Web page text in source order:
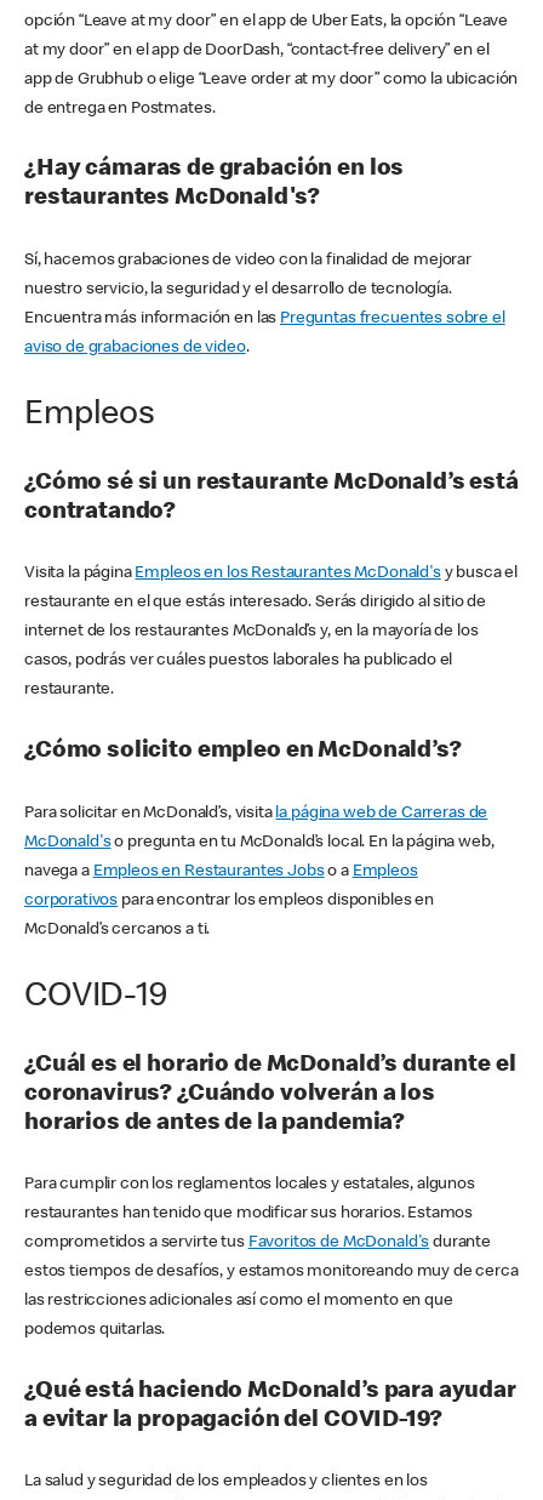
opción “Leave at my door” en el app de Uber Eats, la opción “Leave
at my door” en el app de DoorDash, “contact-free delivery” en el
app de Grubhub o elige “Leave order at my door” como la ubicación
de entrega en Postmates.
¿Hay cámaras de grabación en los
restaurantes McDonald's?
Sí, hacemos grabaciones de video con la finalidad de mejorar
nuestro servicio, la seguridad y el desarrollo de tecnología.
Encuentra más información en las Preguntas frecuentes sobre el
aviso de grabaciones de video.
Empleos
¿Cómo sé si un restaurante McDonald’s está
contratando?
Visita la página Empleos en los Restaurantes McDonald'sy busca el
restaurante en el que estás interesado. Serás dirigido al sitio de
internet de los restaurantes McDonald’s y, en la mayoría de los
casos, podrás ver cuáles puestos laborales ha publicado el
restaurante.
¿Cómo solicito empleo en McDonald’s?
Para solicitar en McDonald’s, visita la página web de Carreras de
McDonald'so pregunta en tu McDonald’s local. En la página web,
navega a Empleos en Restaurantes Jobso a Empleos
corporativos para encontrar los empleos disponibles en
McDonald’s cercanos a ti.
COVID-19
¿Cuál es el horario de McDonald’s durante el
coronavirus? ¿Cuándo volverán a los
horarios de antes de la pandemia?
Para cumplir con los reglamentos locales y estatales, algunos
restaurantes han tenido que modificar sus horarios. Estamos
comprometidos a servirte tus Favoritos de McDonald's durante
estos tiempos de desafíos, y estamos monitoreando muy de cerca
las restricciones adicionales así como el momento en que
podemos quitarlas.
¿Qué está haciendo McDonald’s para ayudar
a evitar la propagación del COVID-19?
La salud y seguridad de los empleados y clientes en los